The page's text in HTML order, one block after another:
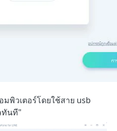
พิวเตอร์โดยใช้สาย usb
ทันที"